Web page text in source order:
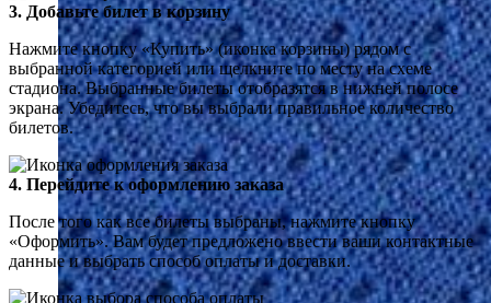
3. Добавьте билет в корзину
Нажмите кнопку «Купить» (иконка корзины) рядом с
выбранной категорией или щелкните по месту на схеме
стадиона. Выбранные билеты отобразятся в нижней полосе
экрана. Убедитесь, что вы выбрали правильное количество
билетов.
4. Перейдите к оформлению заказа
После того как все билеты выбраны, нажмите кнопку
«Оформить». Вам будет предложено ввести ваши контактные
данные и выбрать способ оплаты и доставки.